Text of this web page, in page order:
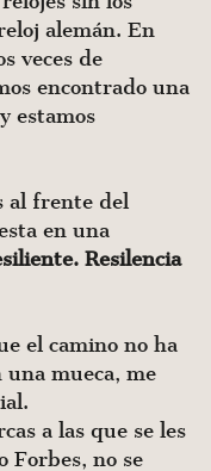
alemán. En
veces de
encontrado una
estamos
al frente del
en una
Resilencia
el camino no ha
una mueca, me
a las que se les
Forbes, no se